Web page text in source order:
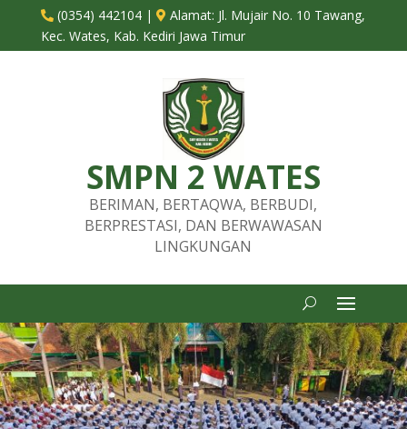
 (0354) 442104|  Alamat: Jl. Mujair No. 10 Tawang,
Kec. Wates, Kab. Kediri Jawa Timur
SMPN 2 WATES
BERIMAN, BERTAQWA, BERBUDI,
BERPRESTASI, DAN BERWAWASAN
LINGKUNGAN